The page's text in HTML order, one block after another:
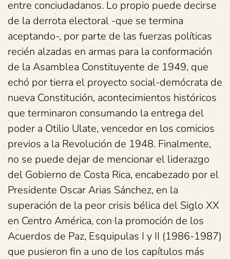
entre conciudadanos. Lo propio puede decirse
de la derrota electoral -que se termina
aceptando-, por parte de las fuerzas políticas
recién alzadas en armas para la conformación
de la Asamblea Constituyente de 1949, que
echó por tierra el proyecto social-demócrata de
nueva Constitución, acontecimientos históricos
que terminaron consumando la entrega del
poder a Otilio Ulate, vencedor en los comicios
previos a la Revolución de 1948. Finalmente,
no se puede dejar de mencionar el liderazgo
del Gobierno de Costa Rica, encabezado por el
Presidente Oscar Arias Sánchez, en la
superación de la peor crisis bélica del Siglo XX
en Centro América, con la promoción de los
Acuerdos de Paz, Esquipulas I y II (1986-1987)
que pusieron fin a uno de los capítulos más